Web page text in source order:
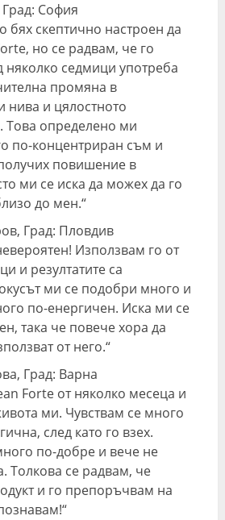
София
бях скептично настроен да
но се радвам, че го
няколко седмици употреба
промяна в
нива и цялостното
Това определено ми
по-концентриран съм и
повишение в
ми се иска да можех да го
до мен.“
Град: Пловдив
Използвам го от
и резултатите са
ми се подобри много и
по-енергичен. Иска ми се
така че повече хора да
от него.“
Град: Варна
Forte от няколко месеца и
ми. Чувствам се много
след като го взех.
по-добре и вече не
Толкова се радвам, че
и го препоръчвам на